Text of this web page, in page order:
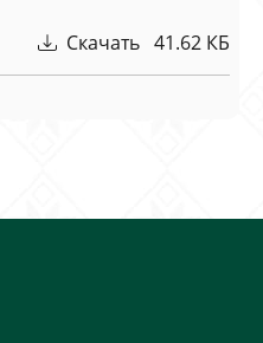
Скачать 41.62 КБ